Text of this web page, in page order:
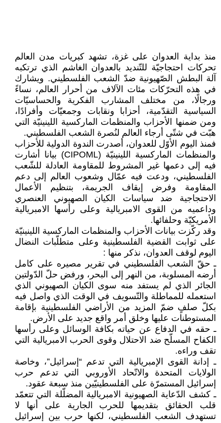
منذ بداية العدوان على غزة، تشهد كبريات مدن العالم
تحركات احتجاجيّة للتّنديد بالعدوان الغاشم الذي ترتكبه
آلة البطش الصّهيونية ضدّ الشعب الفلسطيني. ويشارك
في هذه التحرّكات مئات الآلاف من أحرار العالم، نساءً
ورجالًا، من مختلف المشارب الفكرية والحساسيّات
السياسية التقدّمية، أحزابا ونقابات وجمعيّات وأفرادًا،
ومن ضمنها الأحزاب والمنظمات الماركسية اللينينيّة التي
هبّت في شتّى أرجاء العالم لنُصرة الشعب الفلسطيني.
فمنذ اليوم الأوّل للعدوان، أصدرت الندوة الدولية للأحزاب
والمنظمات الماركسية اللينينيّة (CIPOML) بيانا أشارت
فيه إلى دعمها غير المشروط للمقاومة العادلة للشّعب
الفلسطيني، ودعت فيه عمّال وشعوب العالم إلى دعم
المقاومة وفرض إيقاف الجريمة، بتنظيم الأعمال
الاحتجاجية ضد سياسات الكيان الصهيوني العنصري
وداعميه من القوى الامبريالية وعلى رأسها الامبريالية
الأمريكيّة وحلفائها.
وقد ركّزت بيانات الأحزاب والمنظمات الماركسية اللينينيّة
على ثوابت القضية الفلسطينية وعلى متطلّبات النضال
اليوم لوقف العدوان، نذكر منها :
ـ حقّ الشعب الفلسطيني في تقرير مصيره على كامل
أرضه المسلوبة، من النهر إلى البحر، ورفض حلّ الدّولتين
الجائر الذي لم يستفد منه سوى الكيان الصهيوني الذي
استعمله للمماطلة والتّسويف في الوقت الذي واصل فيه
بكلّ صلفٍ ضمّ المزيد من الأراضي الفلسطينية بإقامة
المستوطنات عليها وخلق أمر واقع جديد على الأرض.
ـ حقه في الدفاع عن حياته بكافة الوسائل وعلى رأسها
الكفاح المسلّح ضد الاحتلال وقوى الحرب الامبريالية التي
تقف وراءه.
ـ إدانة القوى الإمبريالية التي تدعم “إسرائيل”، وخاصة
الولايات المتحدة والاتّحاد الأوروبي التي تدعم حرب
إسرائيل المستمرّة على الفلسطينيّين منذ سبعة عقود.
ـ كشف الدّعاية الصهيونية الامبريالية المضلّلة التي تتعمّد
قلب الحقائق بتقديمها للحرب الجارية على أنها لا
تستهدف الشعب الفلسطيني، لكنها حرب بين إسرائيل